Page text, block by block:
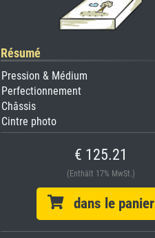
Résumé
Pression & Médium
Perfectionnement
Châssis
Cintre photo
€ 125.21
(Enthält 17% MwSt.)
dans le panier